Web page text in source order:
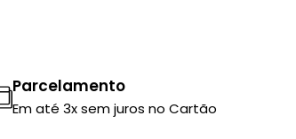
Parcelamento
Em até 3x sem juros no Cartão